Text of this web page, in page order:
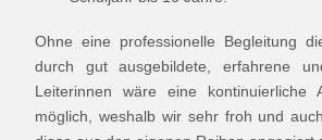
Ohne eine professionelle Begleitung
durch gut ausgebildete, erfahrene
Leiterinnen wäre eine kontinuierliche
möglich, weshalb wir sehr froh und